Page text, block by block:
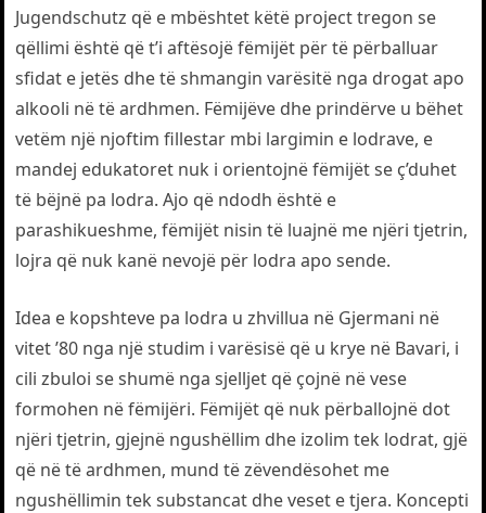
Jugendschutz që e mbështet këtë project tregon se
qëllimi është që t’i aftësojë fëmijët për të përballuar
sfidat e jetës dhe të shmangin varësitë nga drogat apo
alkooli në të ardhmen. Fëmijëve dhe prindërve u bëhet
vetëm një njoftim fillestar mbi largimin e lodrave, e
mandej edukatoret nuk i orientojnë fëmijët se ç’duhet
të bëjnë pa lodra. Ajo që ndodh është e
parashikueshme, fëmijët nisin të luajnë me njëri tjetrin,
lojra që nuk kanë nevojë për lodra apo sende.
Idea e kopshteve pa lodra u zhvillua në Gjermani në
vitet ’80 nga një studim i varësisë që u krye në Bavari, i
cili zbuloi se shumë nga sjelljet që çojnë në vese
formohen në fëmijëri. Fëmijët që nuk përballojnë dot
njëri tjetrin, gjejnë ngushëllim dhe izolim tek lodrat, gjë
që në të ardhmen, mund të zëvendësohet me
ngushëllimin tek substancat dhe veset e tjera. Koncepti